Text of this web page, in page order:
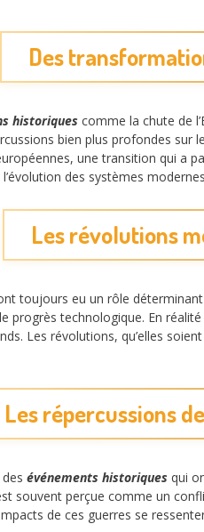
Des
historiques comme la chute de
bien plus profondes sur
une transition qui a
des systèmes
Les révolutions
toujours eu un rôle
progrès technologique. En
Les révolutions, qu’elles
Les répercussions
événements historiques qui
souvent perçue comme un
de ces guerres se